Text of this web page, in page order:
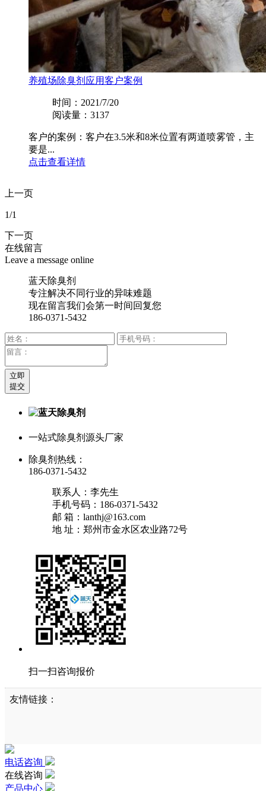
养殖场除臭剂应用客户案例
时间：2021/7/20
阅读量：3137
客户的案例：客户在3.5米和8米位置有两道喷雾管，主
要是...
点击查看详情
上一页
1/1
下一页
在线留言
Leave a message online
蓝天除臭剂
专注解决不同行业的异味难题
现在留言我们会第一时间回复您
186-0371-5432
立即
提交
一站式除臭剂源头厂家
除臭剂热线：
186-0371-5432
联系人：李先生
手机号码：186-0371-5432
邮 箱：lanthj@163.com
地 址：郑州市金水区农业路72号
扫一扫咨询报价
友情链接：
电话咨询
在线咨询
产品中心